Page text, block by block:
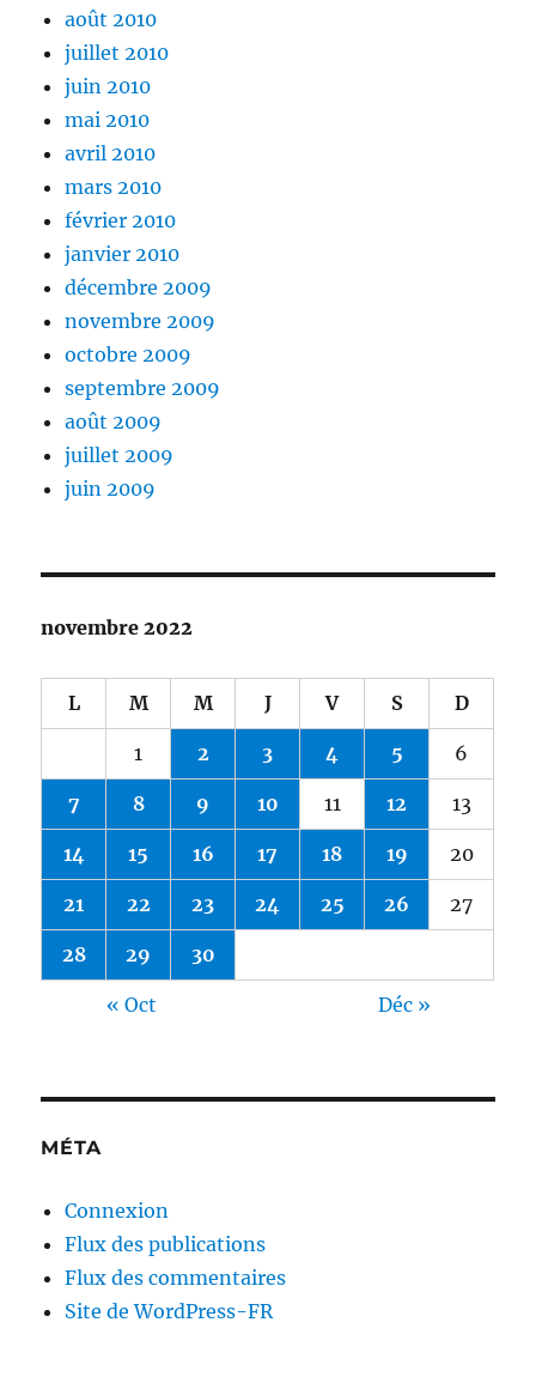
août 2010
juillet 2010
juin 2010
mai 2010
avril 2010
mars 2010
février 2010
janvier 2010
décembre 2009
novembre 2009
octobre 2009
septembre 2009
août 2009
juillet 2009
juin 2009
novembre 2022
L M M J V S D
1 2 3 4 5 6
7 8 9 10 11 12 13
14 15 16 17 18 19 20
21 22 23 24 25 26 27
28 29 30
« Oct Déc »
MÉTA
Connexion
Flux des publications
Flux des commentaires
Site de WordPress-FR